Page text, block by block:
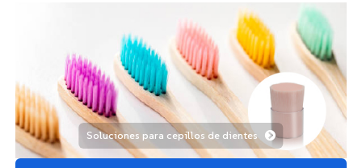
Soluciones para cepillos de dientes